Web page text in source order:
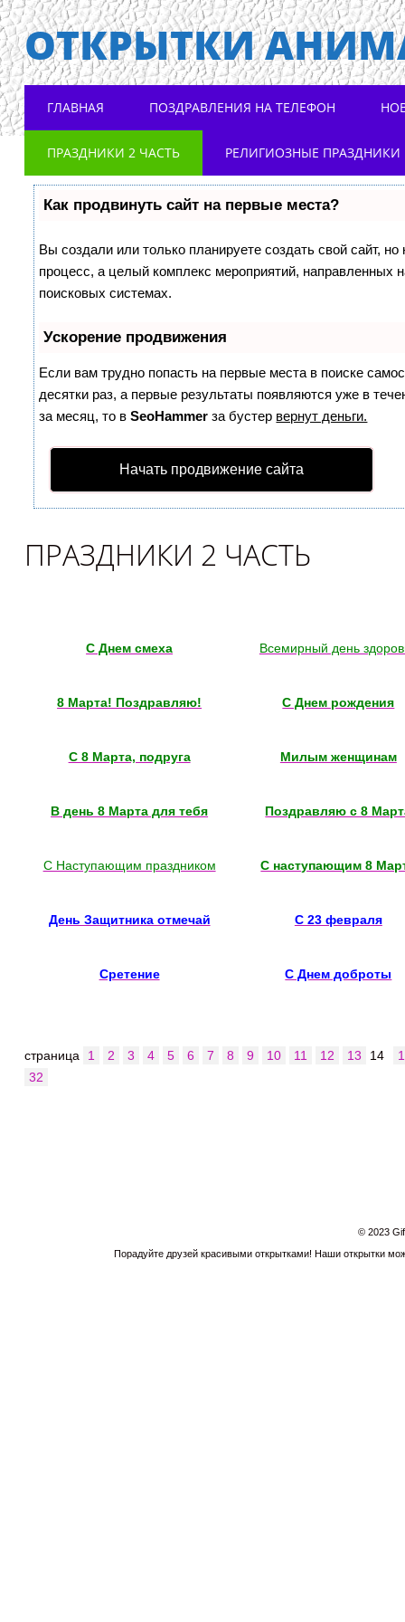
ОТКРЫТКИ
Main menu
ГЛАВНАЯ ПОЗДРАВЛЕНИЯ НА ТЕЛЕФОН
ПРАЗДНИКИ 2 ЧАСТЬ РЕЛИГИОЗНЫЕ ПРАЗДНИКИ
Как продвинуть сайт на первые места?
Вы создали или только планируете создать свой сайт,
процесс, а целый комплекс мероприятий, направленных
поисковых системах.
Ускорение продвижения
Если вам трудно попасть на первые места в поиске
десятки раз, а первые результаты появляются уже в
за месяц, то вSeoHammer за бустер вернут деньги.
Начать продвижение сайта
ПРАЗДНИКИ 2 ЧАСТЬ
С Днем смеха Всемирный день
8 Марта! Поздравляю! С Днем рождения
С 8 Марта, подруга Милым женщинам
В день 8 Марта для тебя Поздравляю с 8
С Наступающим праздником С наступающим 8
День Защитника отмечай С 23 февраля
Сретение С Днем доброты
страница 1 2 3 4 5 6 7 8 9 10 11 12 13 14
32
© 2023
Порадуйте друзей красивыми открытками! Наши открытки